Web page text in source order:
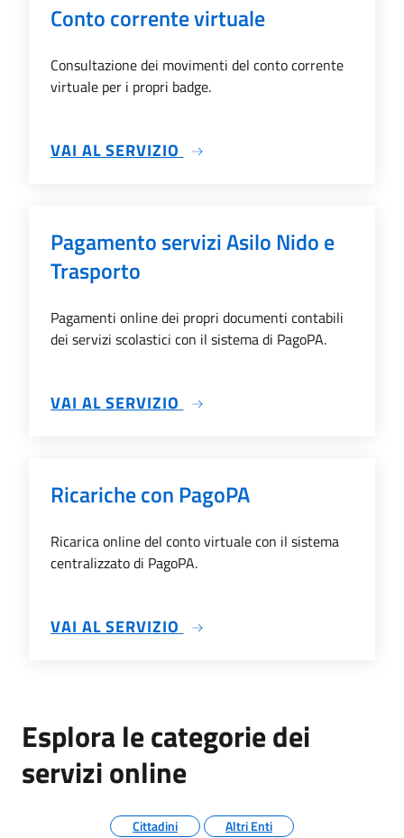
Conto corrente virtuale
Consultazione dei movimenti del conto corrente
virtuale per i propri badge.
VAI AL SERVIZIO SU CONTO CORRENTE
Pagamento servizi Asilo Nido e
Trasporto
Pagamenti online dei propri documenti contabili
dei servizi scolastici con il sistema di PagoPA.
VAI AL SERVIZIO SU PAGAMENTO SERVIZI
Ricariche con PagoPA
Ricarica online del conto virtuale con il sistema
centralizzato di PagoPA.
VAI AL SERVIZIO SU RICARICHE CON PAGOPA
Esplora le categorie dei
servizi online
Cittadini Altri Enti